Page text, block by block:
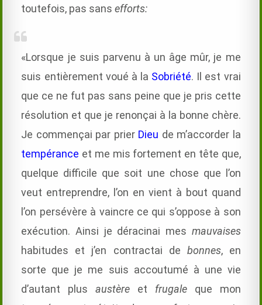
toutefois, pas sansefforts:
«Lorsque je suis parvenu à un âge mûr, je me
suis entièrement voué à la Sobriété. Il est vrai
que ce ne fut pas sans peine que je pris cette
résolution et que je renonçai à la bonne chère.
Je commençai par prier Dieu de m’accorder la
tempérance et me mis fortement en tête que,
quelque difficile que soit une chose que l’on
veut entreprendre, l’on en vient à bout quand
l’on persévère à vaincre ce qui s’oppose à son
exécution. Ainsi je déracinai mes mauvaises
habitudes et j’en contractai de bonnes, en
sorte que je me suis accoutumé à une vie
d’autant plusaustère et frugaleque mon